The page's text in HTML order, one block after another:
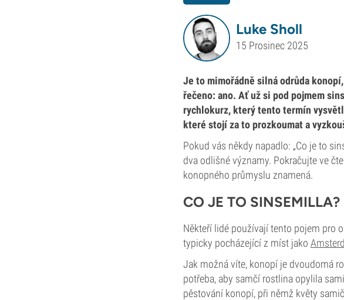
Luke Sholl
15 Prosinec 2025
Je to mimořádně silná odrůda
řečeno: ano. Ať už si pod pojmem
rychlokurz, který tento termín
které stojí za to prozkoumat a
Pokud vás někdy napadlo: „Co je to
dva odlišné významy. Pokračujte ve
konopného průmyslu znamená.
CO JE TO SINSEMILLA?
Někteří lidé používají tento pojem pro
typicky pocházející z míst jako
Jak možná víte, konopí je dvoudomá
potřeba, aby samčí rostlina opylila
pěstování konopí, při němž květy